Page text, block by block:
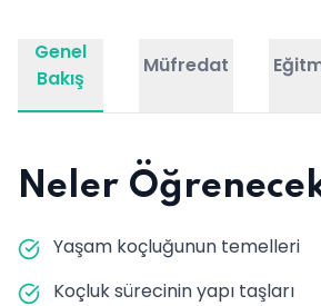
Genel
Bakış
Müfredat
Neler
Yaşam koçluğunun temelleri
Koçluk sürecinin yapı taşları